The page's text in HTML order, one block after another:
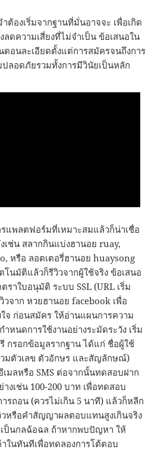
ต้องเริ่มจากฐานที่มั่นอาจจะ เพื่อเกิด
ดความเสี่ยงที่ไม่จำเป็น ข้อเสนอใน
อนละเอียดตั้งแต่การสมัครจนถึงการ
ลอดภัยรวมทั้งการมีวินัยเป็นหลัก
แพลตฟอร์มที่เหมาะสมแล้วก็น่าเชื่อ
เช่น สลากกินแบ่งฮานอย ruay,
หรือ ลอตเตอรี่ฮานอย huaysong
นมัติแล้วก็รีวิวจากผู้ใช้จริง ข้อเสนอ
ราใบอนุมัติ ระบบ SSL (URL เริ่ม
วจาก หวยฮานอย facebook เพื่อ
ใจ ก่อนสมัคร ให้อ่านแผนการความ
หนดการใช้งานอย่างระมัดระวัง เริ่ม
กรอกข้อมูลรากฐาน ได้แก่ ชื่อผู้ใช้
มตัวเลข ตัวอักษร และสัญลักษณ์)
มลหรือ SMS ต่อจากนั้นทดสอบฝาก
งเช่น 100-200 บาท เพื่อทดสอบ
รถอน (ควรไม่เกิน 5 นาที) แล้วก็หลีก
วหรือคำสัญญาผลตอบแทนสูงเกินจริง
เป็นกลฉ้อฉล ถ้าหากพบปัญหา ให้
ในทันทีเพื่อทดลองการโต้ตอบ